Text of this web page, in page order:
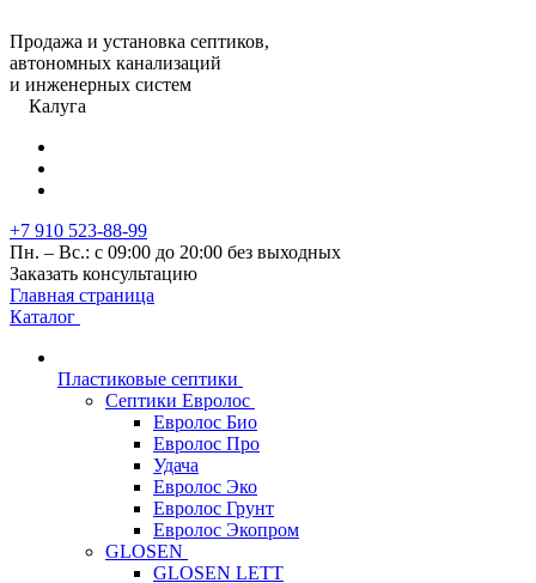
Продажа и установка септиков,
автономных канализаций
и инженерных систем
Калуга
+7 910 523-88-99
Пн. – Вс.: с 09:00 до 20:00 без выходных
Заказать консультацию
Главная страница
Каталог
Пластиковые септики
Септики Евролос
Евролос Био
Евролос Про
Удача
Евролос Эко
Евролос Грунт
Евролос Экопром
GLOSEN
GLOSEN LETT